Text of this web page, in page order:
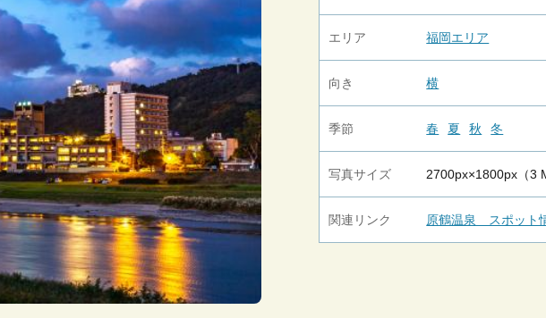
エリア 福岡エリア
向き 横
季節 春 夏 秋 冬
写真サイズ 2700px×1800px（3
関連リンク 原鶴温泉 スポット